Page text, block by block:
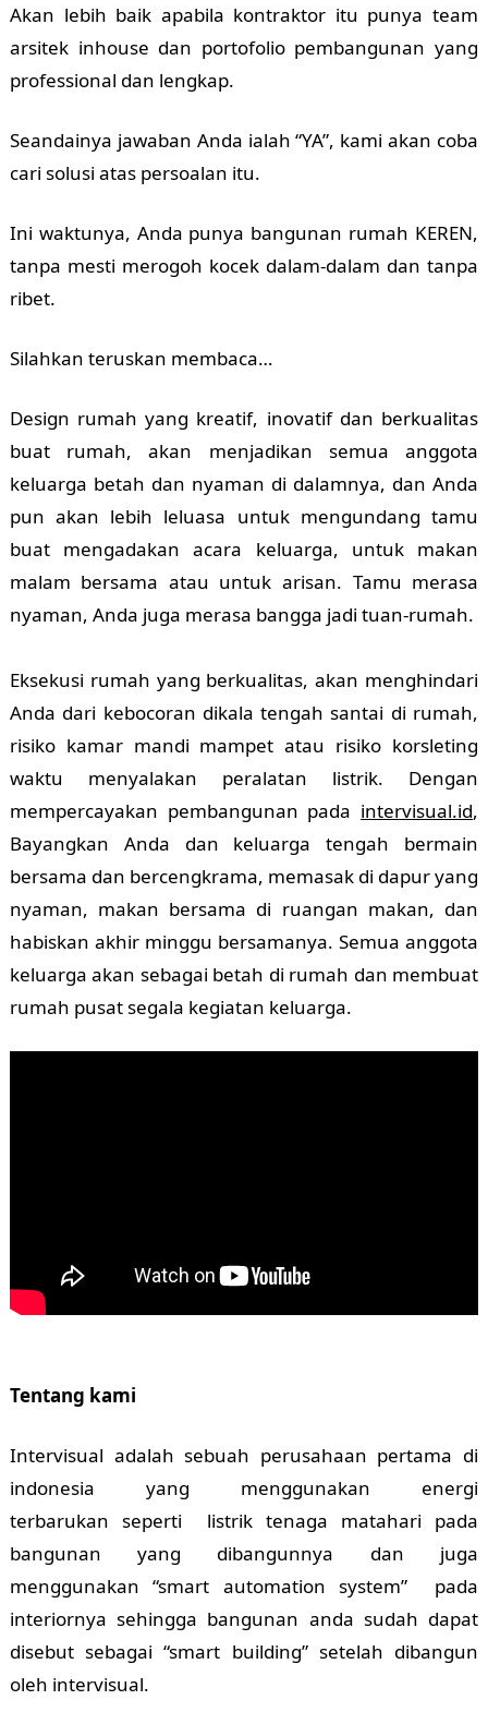
Akan lebih baik apabila kontraktor itu punya team
arsitek inhouse dan portofolio pembangunan yang
professional dan lengkap.
Seandainya jawaban Anda ialah “YA”, kami akan coba
cari solusi atas persoalan itu.
Ini waktunya, Anda punya bangunan rumah KEREN,
tanpa mesti merogoh kocek dalam-dalam dan tanpa
ribet.
Silahkan teruskan membaca…
Design rumah yang kreatif, inovatif dan berkualitas
buat rumah, akan menjadikan semua anggota
keluarga betah dan nyaman di dalamnya, dan Anda
pun akan lebih leluasa untuk mengundang tamu
buat mengadakan acara keluarga, untuk makan
malam bersama atau untuk arisan. Tamu merasa
nyaman, Anda juga merasa bangga jadi tuan-rumah.
Eksekusi rumah yang berkualitas, akan menghindari
Anda dari kebocoran dikala tengah santai di rumah,
risiko kamar mandi mampet atau risiko korsleting
waktu menyalakan peralatan listrik. Dengan
mempercayakan pembangunan pada intervisual.id,
Bayangkan Anda dan keluarga tengah bermain
bersama dan bercengkrama, memasak di dapur yang
nyaman, makan bersama di ruangan makan, dan
habiskan akhir minggu bersamanya. Semua anggota
keluarga akan sebagai betah di rumah dan membuat
rumah pusat segala kegiatan keluarga.
Tentang kami
Intervisual adalah sebuah perusahaan pertama di
indonesia yang menggunakan energi
terbarukan seperti listrik tenaga matahari pada
bangunan yang dibangunnya dan juga
menggunakan “smart automation system” pada
interiornya sehingga bangunan anda sudah dapat
disebut sebagai “smart building” setelah dibangun
oleh intervisual.